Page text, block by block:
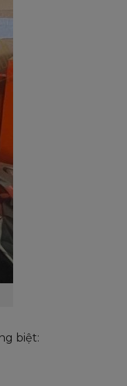
biệt: